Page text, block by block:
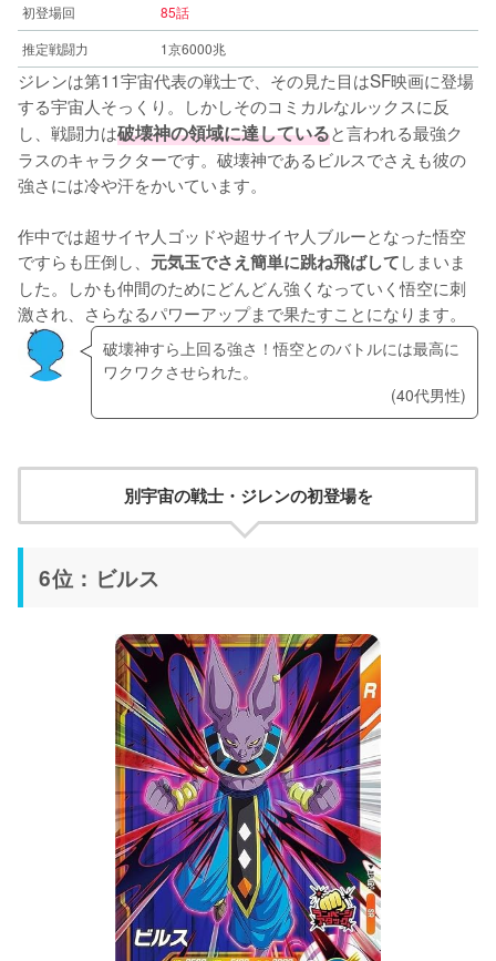
初登場回
85話
推定戦闘力
1京6000兆
ジレンは第11宇宙代表の戦士で、その見た目はSF映画に登場
する宇宙人そっくり。しかしそのコミカルなルックスに反
し、戦闘力は破壊神の領域に達していると言われる最強ク
ラスのキャラクターです。破壊神であるビルスでさえも彼の
強さには冷や汗をかいています。
作中では超サイヤ人ゴッドや超サイヤ人ブルーとなった悟空
ですらも圧倒し、 元気玉でさえ簡単に跳ね飛ばしてしまいま
した。しかも仲間のためにどんどん強くなっていく悟空に刺
激され、さらなるパワーアップまで果たすことになります。
破壊神すら上回る強さ！悟空とのバトルには最高に
ワクワクさせられた。
(40代男性)
別宇宙の戦士・ジレンの初登場を
6位：ビルス